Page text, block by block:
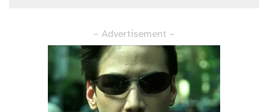
– Advertisement –